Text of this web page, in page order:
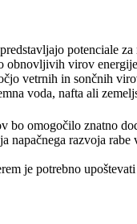
potenciale
obnovljivih virov
vetrnih in sončnih
voda, nafta ali
bo omogočilo znatno
napačnega razvoja rabe
je potrebno